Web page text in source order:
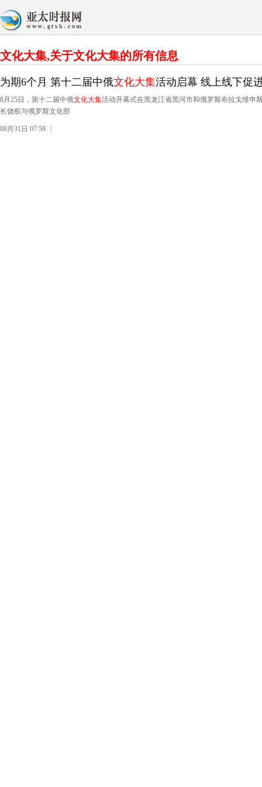
文化大集,关于文化大集的所有信息
为期6个月 第十二届中俄文化大集活动启幕 线上线下促
8月25日，第十二届中俄文化大集活动开幕式在黑龙江省黑河市和俄罗斯布拉戈维申
长饶权与俄罗斯文化部
08月31日 07:59